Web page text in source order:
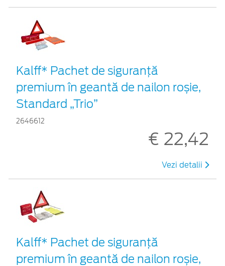
Kalff* Pachet de siguranţă
premium în geantă de nailon roșie,
Standard „Trio”
2646612
€ 22,42
Vezi detalii
Kalff* Pachet de siguranţă
premium în geantă de nailon roșie,